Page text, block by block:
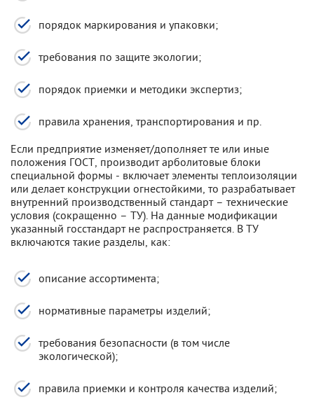
порядок маркирования и упаковки;
требования по защите экологии;
порядок приемки и методики экспертиз;
правила хранения, транспортирования и пр.
Если предприятие изменяет/дополняет те или иные
положения ГОСТ, производит арболитовые блоки
специальной формы - включает элементы теплоизоляции
или делает конструкции огнестойкими, то разрабатывает
внутренний производственный стандарт – технические
условия (сокращенно – ТУ). На данные модификации
указанный госстандарт не распространяется. В ТУ
включаются такие разделы, как:
описание ассортимента;
нормативные параметры изделий;
требования безопасности (в том числе
экологической);
правила приемки и контроля качества изделий;